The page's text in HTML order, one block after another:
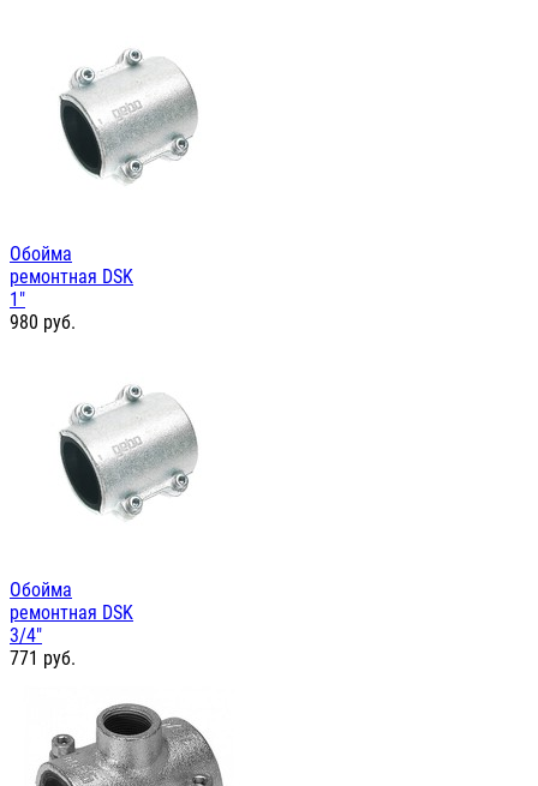
Обойма
ремонтная DSK
1"
980 руб.
Обойма
ремонтная DSK
3/4"
771 руб.